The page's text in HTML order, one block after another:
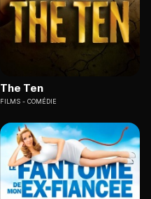
The Ten
FILMS COMÉDIE